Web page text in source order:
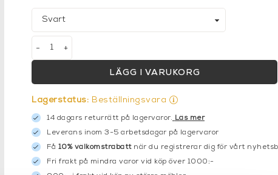
+
-
LÄGG I VARUKORG
Lagerstatus: Beställningsvara
14 dagars returrätt på lagervaror. Läs mer
Leverans inom 3-5 arbetsdagar på lagervaror
Få 10% välkomstrabattnär du registrerar dig för vårt
Fri frakt på mindra varor vid köp över 1000:-